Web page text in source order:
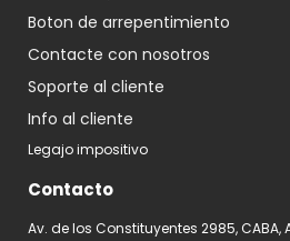
Boton de arrepentimiento
Contacte con nosotros
Soporte al cliente
Info al cliente
Legajo impositivo
Contacto
Av. de los Constituyentes 2985, CABA,